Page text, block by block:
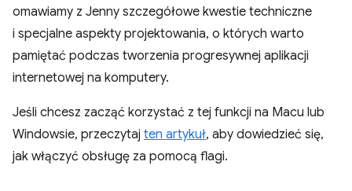
omawiamy z Jenny szczegółowe kwestie techniczne
i specjalne aspekty projektowania, o których warto
pamiętać podczas tworzenia progresywnej aplikacji
internetowej na komputery.
Jeśli chcesz zacząć korzystać z tej funkcji na Macu lub
Windowsie, przeczytaj ten artykuł, aby dowiedzieć się,
jak włączyć obsługę za pomocą flagi.